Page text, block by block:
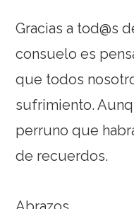
Gracias a tod@s
consuelo es
que todos
sufrimiento.
perruno que
de recuerdos.